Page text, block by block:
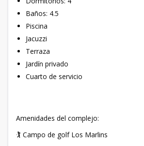
Baños: 4.5
Piscina
Jacuzzi
Terraza
Jardín privado
Cuarto de servicio
Amenidades del complejo:
🏌️ Campo de golf Los Marlins